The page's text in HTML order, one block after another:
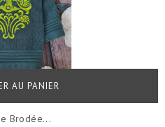
Brodée...
AU PANIER